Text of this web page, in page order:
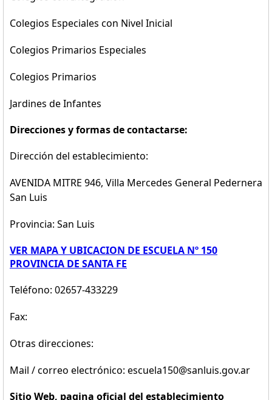
Colegios Especiales con Nivel Inicial
Colegios Primarios Especiales
Colegios Primarios
Jardines de Infantes
Direcciones y formas de contactarse:
Dirección del establecimiento:
AVENIDA MITRE 946, Villa Mercedes General Pedernera
San Luis
Provincia: San Luis
VER MAPA Y UBICACION DE ESCUELA Nº 150
PROVINCIA DE SANTA FE
Teléfono: 02657-433229
Fax:
Otras direcciones:
Mail / correo electrónico: escuela150@sanluis.gov.ar
Sitio Web, pagina oficial del establecimiento